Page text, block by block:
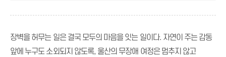
장벽을 허무는 일은 결국 모두의 마음을 잇는 일이다. 자연이 주는 감동
앞에 누구도 소외되지 않도록, 울산의 무장애 여정은 멈추지 않고